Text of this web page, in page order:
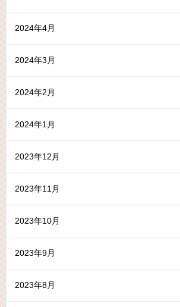
2024年4月
2024年3月
2024年2月
2024年1月
2023年12月
2023年11月
2023年10月
2023年9月
2023年8月